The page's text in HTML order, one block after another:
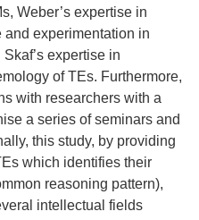
Weber’s expertise in
experimentation in
expertise in
of TEs. Furthermore,
with researchers with a
a series of seminars and
this study, by providing
which identifies their
reasoning pattern),
intellectual fields